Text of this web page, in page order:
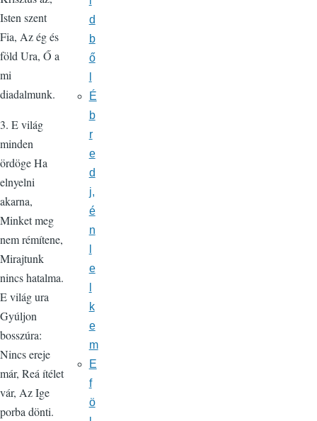
Isten szent
Fia, Az ég és
föld Ura, Ő a
mi
diadalmunk.
3. E világ
minden
ördöge Ha
elnyelni
akarna,
Minket meg
nem rémítene,
Mirajtunk
nincs hatalma.
E világ ura
Gyúljon
bosszúra:
Nincs ereje
már, Reá ítélet
vár, Az Ige
porba dönti.
d
b
ő
É
b
r
e
d
j,
é
n
e
k
e
m
E
f
ö